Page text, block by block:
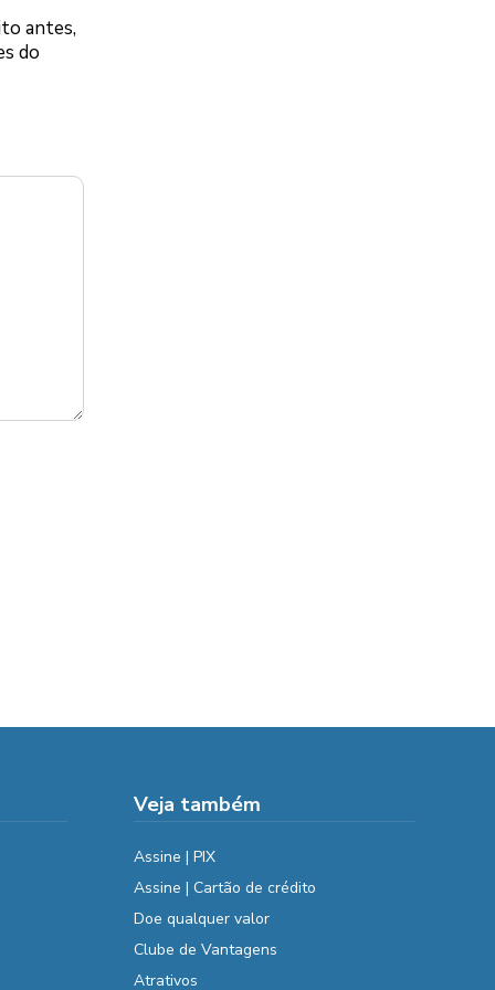
antes,
do
Veja também
Assine | PIX
Assine | Cartão de crédito
Doe qualquer valor
Clube de Vantagens
Atrativos